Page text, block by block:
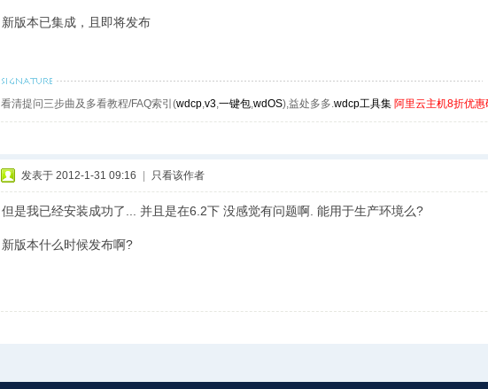
新版本已集成，且即将发布
看清提问三步曲及多看教程/FAQ索引(wdcp,v3,一键包,wdOS),益处多多.wdcp工具集 阿里云主机8折优惠
发表于 2012-1-31 09:16 只看该作者
但是我已经安装成功了... 并且是在6.2下 没感觉有问题啊. 能用于生产环境么?
新版本什么时候发布啊?